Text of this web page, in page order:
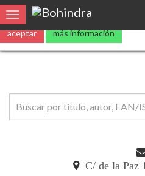
Utilizamoscookies propias y de
aceptar más información
Toggle navigation
C/ de la Paz